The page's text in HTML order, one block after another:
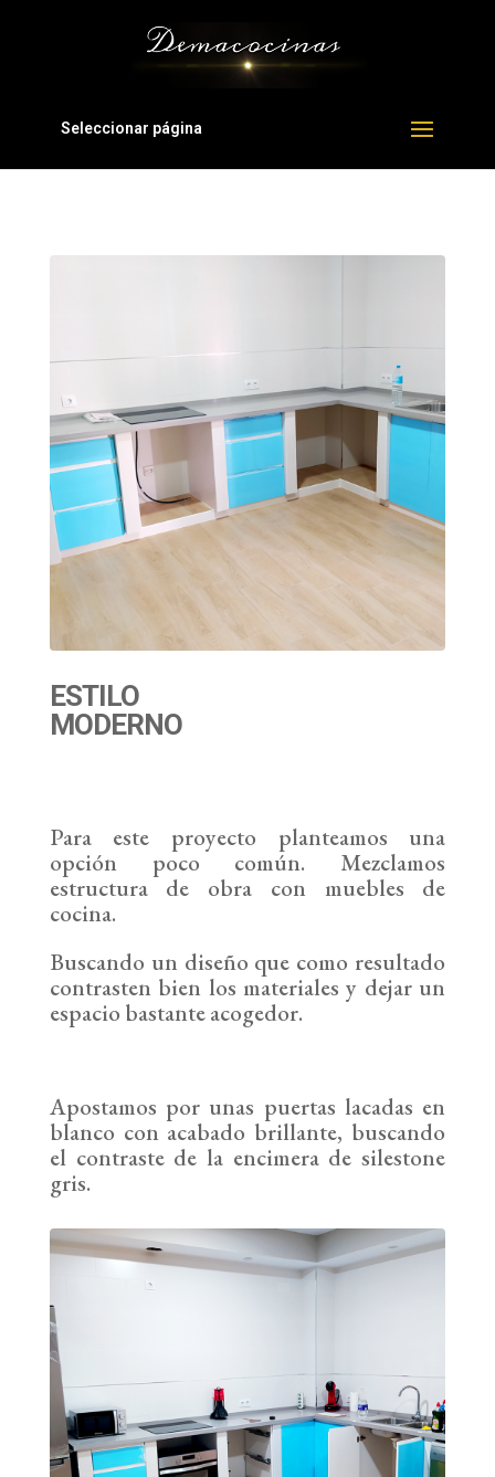
Seleccionar página
ESTILO
MODERNO
Para este proyecto planteamos una
opción poco común. Mezclamos
estructura de obra con muebles de
cocina.
Buscando un diseño que como resultado
contrasten bien los materiales y dejar un
espacio bastante acogedor.
Apostamos por unas puertas lacadas en
blanco con acabado brillante, buscando
el contraste de la encimera de silestone
gris.